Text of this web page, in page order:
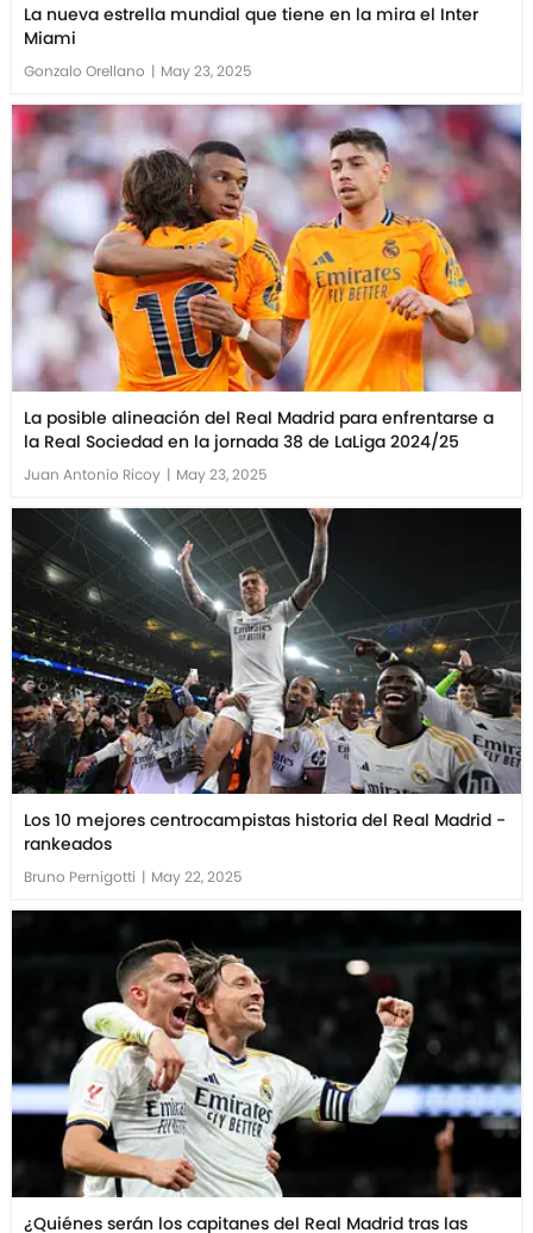
La nueva estrella mundial que tiene en la mira el Inter
Miami
Gonzalo Orellano | May 23, 2025
La posible alineación del Real Madrid para enfrentarse a
la Real Sociedad en la jornada 38 de LaLiga 2024/25
Juan Antonio Ricoy | May 23, 2025
Los 10 mejores centrocampistas historia del Real Madrid -
rankeados
Bruno Pernigotti | May 22, 2025
¿Quiénes serán los capitanes del Real Madrid tras las